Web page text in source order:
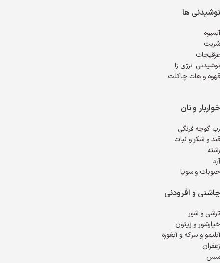
نوشیدنی ها
آبمیوه
شربت
عرقیجات
نوشیدنی انرژی زا
قهوه و هات چاکلت
خواربار و نان
رب گوجه فرنگی
قند و شکر و نبات
رشته
آرد
حبوبات و سویا
چاشنی و افرودنی
ترشی و شور
خیارشور و زیتون
آبلیمو و سرکه و آبغوره
زعفران
سس